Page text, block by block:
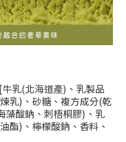
乳(北海道產)、乳製品
乳)、 砂糖、複方成分(乾
藻酸鈉、刺梧桐膠)、乳
酯)、 檸檬酸鈉、香料、